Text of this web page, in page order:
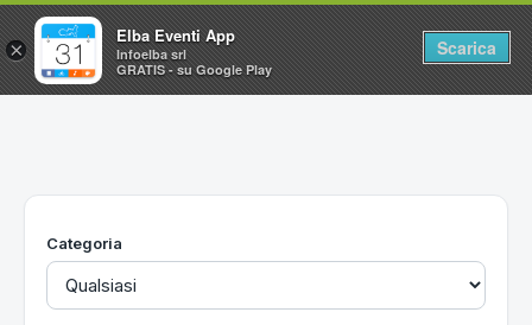
Home
Utilità
Categoria
×
Elba Eventi App
Infoelba srl
GRATIS - su Google Play
Scarica